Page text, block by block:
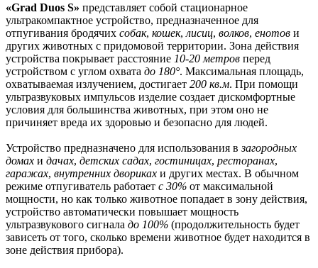
«Grad Duos S» представляет собой стационарное
ультракомпактное устройство, предназначенное для
отпугивания бродячих собак, кошек, лисиц, волков, енотов и
других животных с придомовой территории. Зона действия
устройства покрывает расстояние 10-20 метров перед
устройством с углом охвата до 180°. Максимальная площадь,
охватываемая излучением, достигает 200 кв.м. При помощи
ультразвуковых импульсов изделие создает дискомфортные
условия для большинства животных, при этом оно не
причиняет вреда их здоровью и безопасно для людей.
Устройство предназначено для использования взагородных
домах и дачах, детских садах, гостиницах, ресторанах,
гаражах, внутренних двориках и других местах. В обычном
режиме отпугиватель работает с 30% от максимальной
мощности, но как только животное попадает в зону действия,
устройство автоматически повышает мощность
ультразвукового сигнала до 100% (продолжительность будет
зависеть от того, сколько времени животное будет находится в
зоне действия прибора).